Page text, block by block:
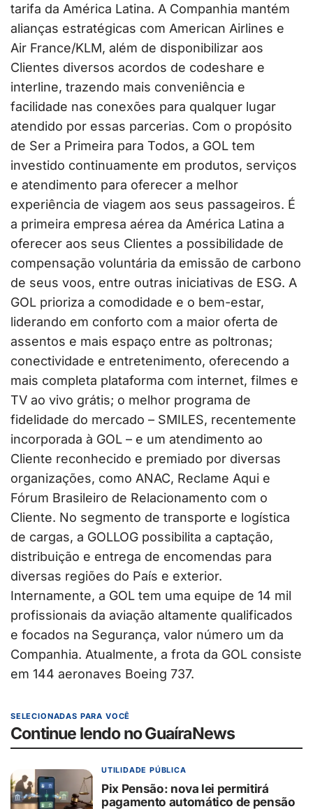
tarifa da América Latina. A Companhia mantém
alianças estratégicas com American Airlines e
Air France/KLM, além de disponibilizar aos
Clientes diversos acordos de codeshare e
interline, trazendo mais conveniência e
facilidade nas conexões para qualquer lugar
atendido por essas parcerias. Com o propósito
de Ser a Primeira para Todos, a GOL tem
investido continuamente em produtos, serviços
e atendimento para oferecer a melhor
experiência de viagem aos seus passageiros. É
a primeira empresa aérea da América Latina a
oferecer aos seus Clientes a possibilidade de
compensação voluntária da emissão de carbono
de seus voos, entre outras iniciativas de ESG. A
GOL prioriza a comodidade e o bem-estar,
liderando em conforto com a maior oferta de
assentos e mais espaço entre as poltronas;
conectividade e entretenimento, oferecendo a
mais completa plataforma com internet, filmes e
TV ao vivo grátis; o melhor programa de
fidelidade do mercado – SMILES, recentemente
incorporada à GOL – e um atendimento ao
Cliente reconhecido e premiado por diversas
organizações, como ANAC, Reclame Aqui e
Fórum Brasileiro de Relacionamento com o
Cliente. No segmento de transporte e logística
de cargas, a GOLLOG possibilita a captação,
distribuição e entrega de encomendas para
diversas regiões do País e exterior.
Internamente, a GOL tem uma equipe de 14 mil
profissionais da aviação altamente qualificados
e focados na Segurança, valor número um da
Companhia. Atualmente, a frota da GOL consiste
em 144 aeronaves Boeing 737.
SELECIONADAS PARA VOCÊ
Continue lendo no GuaíraNews
UTILIDADE PÚBLICA
Pix Pensão: nova lei permitirá
pagamento automático de pensão